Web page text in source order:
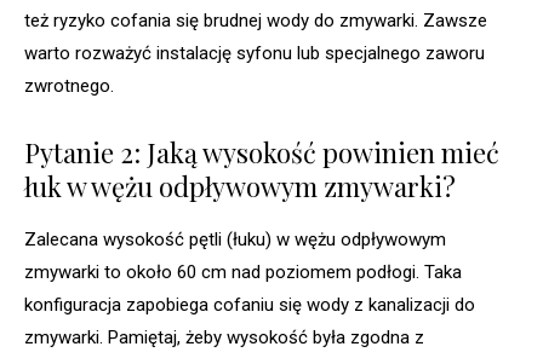
też ryzyko cofania się brudnej wody do zmywarki. Zawsze
warto rozważyć instalację syfonu lub specjalnego zaworu
zwrotnego.
Pytanie 2: Jaką wysokość powinien mieć
łuk w wężu odpływowym zmywarki?
Zalecana wysokość pętli (łuku) w wężu odpływowym
zmywarki to około 60 cm nad poziomem podłogi. Taka
konfiguracja zapobiega cofaniu się wody z kanalizacji do
zmywarki. Pamiętaj, żeby wysokość była zgodna z